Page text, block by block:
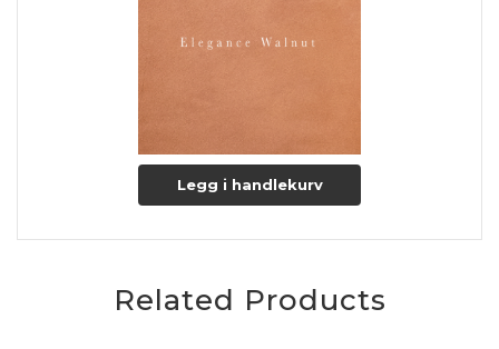
Legg i handlekurv
Related Products